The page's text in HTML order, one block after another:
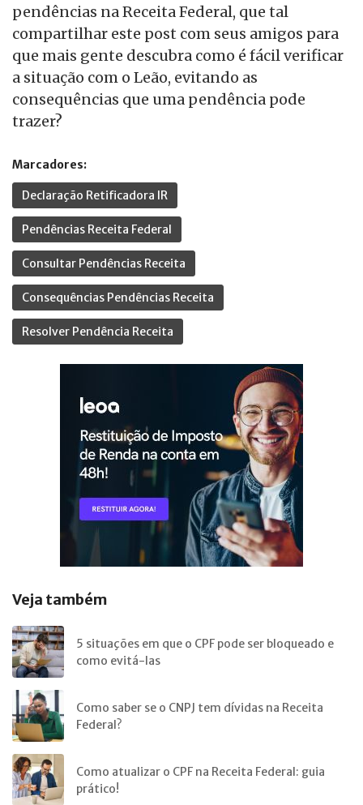
pendências na Receita Federal, que tal
compartilhar este post com seus amigos para
que mais gente descubra como é fácil verificar
a situação com o Leão, evitando as
consequências que uma pendência pode
trazer?
Marcadores:
Declaração Retificadora IR
Pendências Receita Federal
Consultar Pendências Receita
Consequências Pendências Receita
Resolver Pendência Receita
Veja também
5 situações em que o CPF pode ser bloqueado e
como evitá-las
Como saber se o CNPJ tem dívidas na Receita
Federal?
Como atualizar o CPF na Receita Federal: guia
prático!